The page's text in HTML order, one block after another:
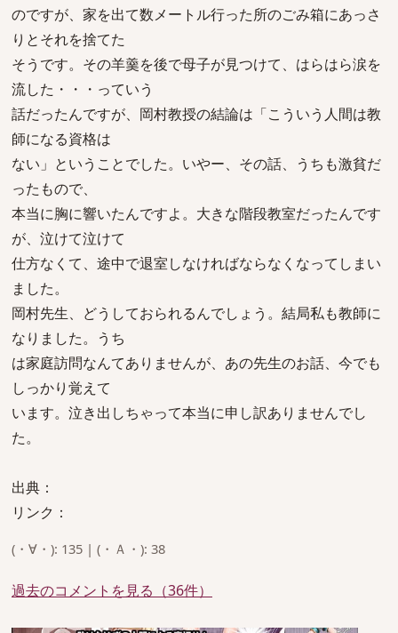
のですが、家を出て数メートル行った所のごみ箱にあっさ
りとそれを捨てた
そうです。その羊羹を後で母子が見つけて、はらはら涙を
流した・・・っていう
話だったんですが、岡村教授の結論は「こういう人間は教
師になる資格は
ない」ということでした。いやー、その話、うちも激貧だ
ったもので、
本当に胸に響いたんですよ。大きな階段教室だったんです
が、泣けて泣けて
仕方なくて、途中で退室しなければならなくなってしまい
ました。
岡村先生、どうしておられるんでしょう。結局私も教師に
なりました。うち
は家庭訪問なんてありませんが、あの先生のお話、今でも
しっかり覚えて
います。泣き出しちゃって本当に申し訳ありませんでし
た。
出典：
リンク：
(・∀・): 135 | (・Ａ・): 38
過去のコメントを見る（36件）